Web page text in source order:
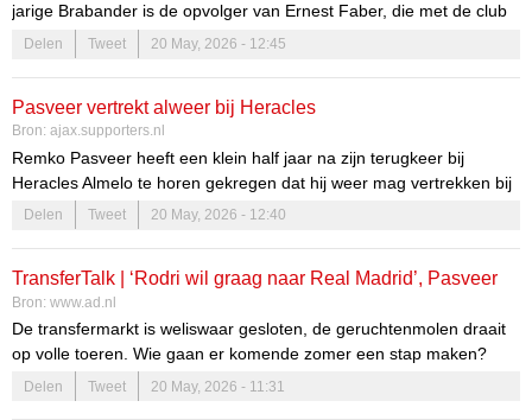
jarige Brabander is de opvolger van Ernest Faber, die met de club
uit de Eredivisie degradeerde.
Delen Tweet 20 May, 2026 - 12:45
Pasveer vertrekt alweer bij Heracles
Bron: ajax.supporters.nl
Remko Pasveer heeft een klein half jaar na zijn terugkeer bij
Heracles Almelo te horen gekregen dat hij weer mag vertrekken bij
de degradant uit de Eredivisie. Dat heeft de club woensdag
bekendgemaakt via zijn...
Delen Tweet 20 May, 2026 - 12:40
TransferTalk | ‘Rodri wil graag naar Real Madrid’, Pasveer
weg bij Heracles
Bron: www.ad.nl
De transfermarkt is weliswaar gesloten, de geruchtenmolen draait
op volle toeren. Wie gaan er komende zomer een stap maken?
Hier blijf je op de hoogte van alle ontwikkelingen.
Delen Tweet 20 May, 2026 - 11:31